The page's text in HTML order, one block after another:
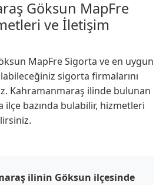
Göksun MapFre
ve İletişim
MapFre Sigorta ve en uygun
sigorta firmalarını
Kahramanmaraş ilinde bulunan
bazında bulabilir, hizmetleri
ilinin Göksun ilçesinde